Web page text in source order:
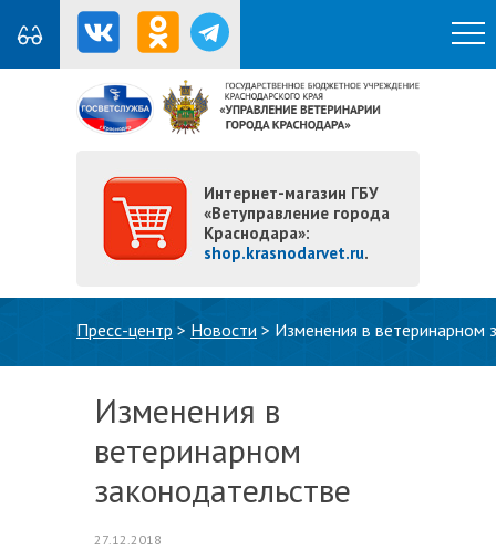
Интернет-магазин ГБУ
«Ветуправление города
Краснодара»:
shop.krasnodarvet.ru.
Пресс-центр > Новости > Изменения в ветеринарном
Изменения в
ветеринарном
законодательстве
27.12.2018